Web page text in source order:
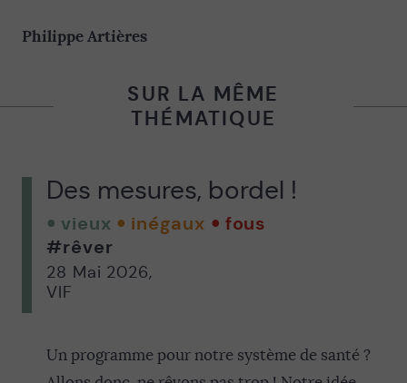
Philippe Artières
SUR LA MÊME
THÉMATIQUE
Des mesures, bordel !
vieux inégaux
fous
#rêver
28 Mai 2026,
VIF
Un programme pour notre système de santé ?